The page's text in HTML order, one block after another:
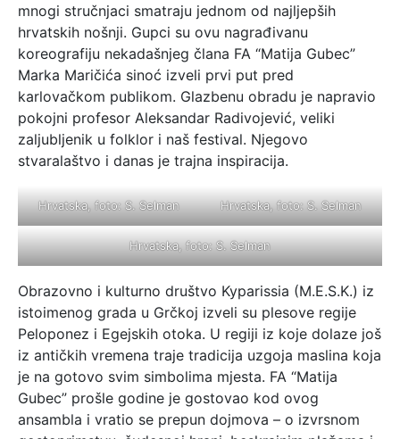
mnogi stručnjaci smatraju jednom od najljepših
hrvatskih nošnji. Gupci su ovu nagrađivanu
koreografiju nekadašnjeg člana FA “Matija Gubec”
Marka Maričića sinoć izveli prvi put pred
karlovačkom publikom. Glazbenu obradu je napravio
pokojni profesor Aleksandar Radivojević, veliki
zaljubljenik u folklor i naš festival. Njegovo
stvaralaštvo i danas je trajna inspiracija.
Hrvatska, foto: S. Selman Hrvatska, foto: S. Selman
Hrvatska, foto: S. Selman
Obrazovno i kulturno društvo Kyparissia (M.E.S.K.) iz
istoimenog grada u Grčkoj izveli su plesove regije
Peloponez i Egejskih otoka. U regiji iz koje dolaze još
iz antičkih vremena traje tradicija uzgoja maslina koja
je na gotovo svim simbolima mjesta. FA “Matija
Gubec” prošle godine je gostovao kod ovog
ansambla i vratio se prepun dojmova – o izvrsnom